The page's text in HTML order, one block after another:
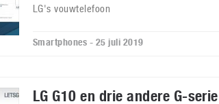
LG's vouwtelefoon
Smartphones - 25 juli 2019
LG G10 en drie andere G-serie